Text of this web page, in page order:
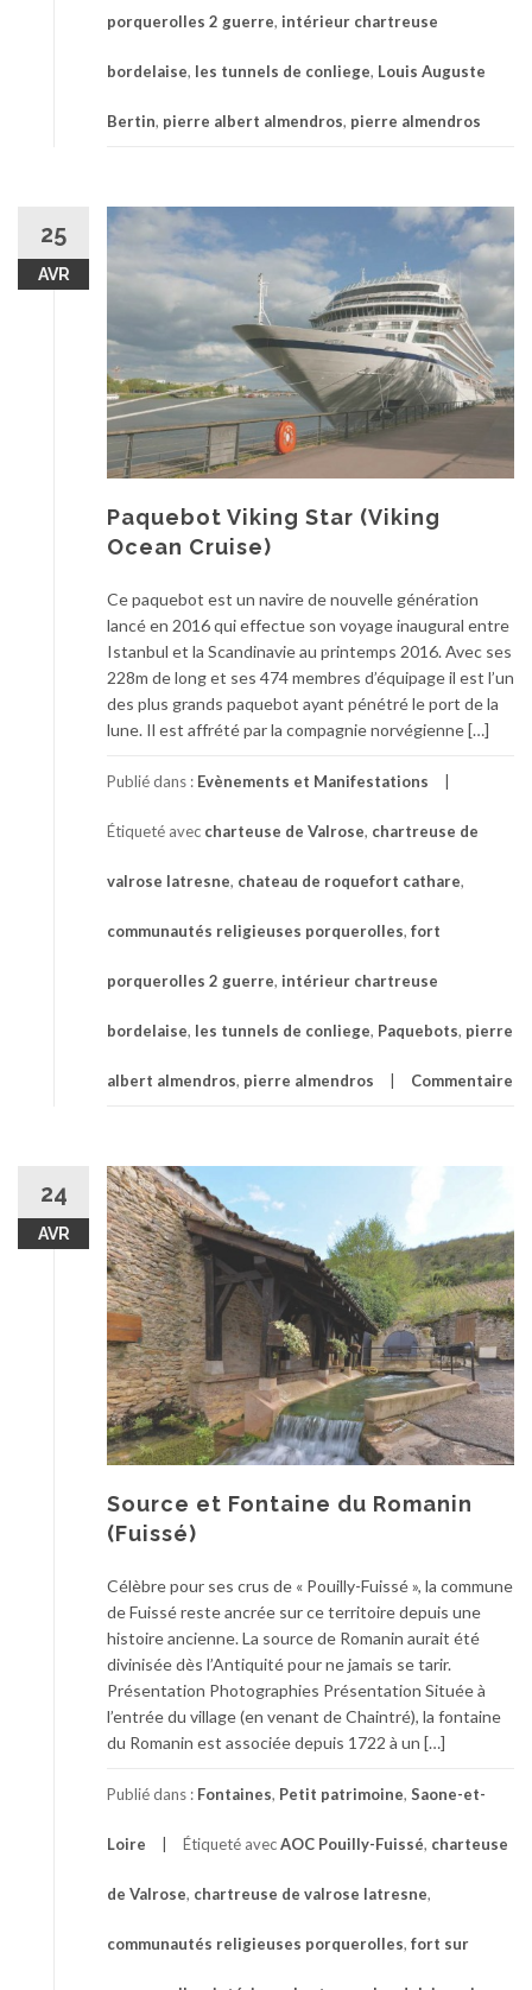
porquerolles 2 guerre, intérieur chartreuse
bordelaise, les tunnels de conliege, Louis Auguste
Bertin, pierre albert almendros, pierre almendros
25
AVR
Paquebot Viking Star (Viking
Ocean Cruise)
Ce paquebot est un navire de nouvelle génération
lancé en 2016 qui effectue son voyage inaugural entre
Istanbul et la Scandinavie au printemps 2016. Avec ses
228m de long et ses 474 membres d’équipage il est l’un
des plus grands paquebot ayant pénétré le port de la
lune. Il est affrété par la compagnie norvégienne […]
Publié dans : Evènements et Manifestations
Étiqueté avec charteuse de Valrose, chartreuse de
valrose latresne, chateau de roquefort cathare,
communautés religieuses porquerolles, fort
porquerolles 2 guerre, intérieur chartreuse
bordelaise, les tunnels de conliege, Paquebots, pierre
albert almendros, pierre almendros Commentaire
24
AVR
Source et Fontaine du Romanin
(Fuissé)
Célèbre pour ses crus de « Pouilly-Fuissé », la commune
de Fuissé reste ancrée sur ce territoire depuis une
histoire ancienne. La source de Romanin aurait été
divinisée dès l’Antiquité pour ne jamais se tarir.
Présentation Photographies Présentation Située à
l’entrée du village (en venant de Chaintré), la fontaine
du Romanin est associée depuis 1722 à un […]
Publié dans : Fontaines, Petit patrimoine, Saone-et-
Loire Étiqueté avecAOC Pouilly-Fuissé, charteuse
de Valrose, chartreuse de valrose latresne,
communautés religieuses porquerolles, fort sur